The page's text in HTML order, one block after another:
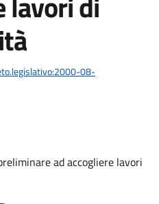
08-
ad accogliere lavori